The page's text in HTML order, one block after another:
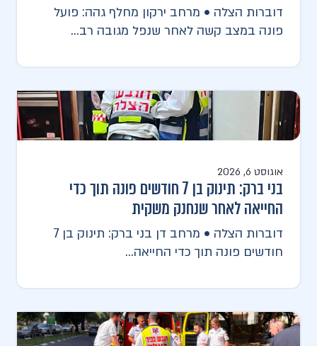
דוברות הצלה • מרחב ירקון מחלף גהה: פועל
פונה במצב קשה לאחר שנפל מגובה רב...
אוגוסט 6, 2026
בני ברק: תינוק בן 7 חודשים פונה תוך כדי
החייאה לאחר שנחנק משקית
דוברות הצלה • מרחב דן בני ברק: תינוק בן 7
חודשים פונה תוך כדי החייאה...